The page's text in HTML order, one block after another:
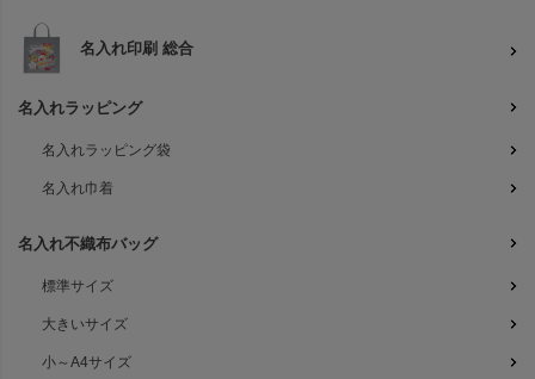
名入れ印刷 総合
名入れラッピング
名入れラッピング袋
名入れ巾着
名入れ不織布バッグ
標準サイズ
大きいサイズ
小～A4サイズ